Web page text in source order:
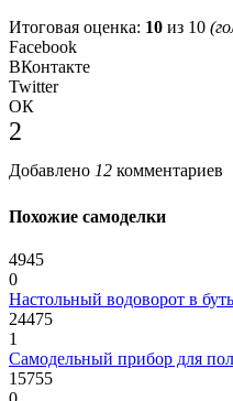
Итоговая оценка: 10 из 10
Facebook
ВКонтакте
Twitter
ОК
2
Добавлено 12 комментариев
Похожие самоделки
4945
0
Настольный водоворот в
24475
1
Самодельный прибор для
15755